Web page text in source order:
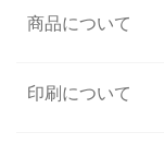
商品について
印刷について